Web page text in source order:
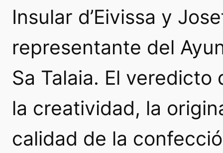
Insular d’Eivissa y
representante del
Sa Talaia. El
la creatividad, la
calidad de la